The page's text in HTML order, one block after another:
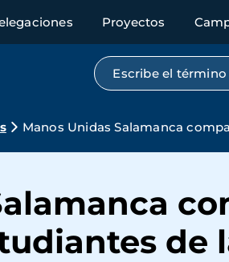
Proyectos
Búsqueda por
Manos Unidas Salamanca
de